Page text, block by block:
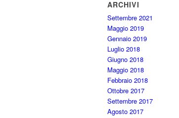
ARCHIVI
Settembre 2021
Maggio 2019
Gennaio 2019
Luglio 2018
Giugno 2018
Maggio 2018
Febbraio 2018
Ottobre 2017
Settembre 2017
Agosto 2017